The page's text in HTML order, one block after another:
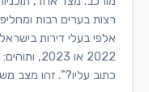
אלפי בעלי דירות
2022 או
כתוב עליו?". זהו מצב